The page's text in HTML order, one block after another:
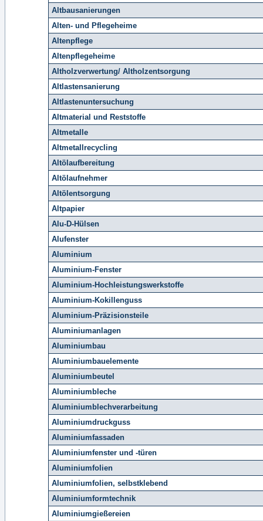
Altbausanierungen
Alten- und Pflegeheime
Altenpflege
Altenpflegeheime
Altholzverwertung/ Altholzentsorgung
Altlastensanierung
Altlastenuntersuchung
Altmaterial und Reststoffe
Altmetalle
Altmetallrecycling
Altölaufbereitung
Altölaufnehmer
Altölentsorgung
Altpapier
Alu-D-Hülsen
Alufenster
Aluminium
Aluminium-Fenster
Aluminium-Hochleistungswerkstoffe
Aluminium-Kokillenguss
Aluminium-Präzisionsteile
Aluminiumanlagen
Aluminiumbau
Aluminiumbauelemente
Aluminiumbeutel
Aluminiumbleche
Aluminiumblechverarbeitung
Aluminiumdruckguss
Aluminiumfassaden
Aluminiumfenster und -türen
Aluminiumfolien
Aluminiumfolien, selbstklebend
Aluminiumformtechnik
Aluminiumgießereien